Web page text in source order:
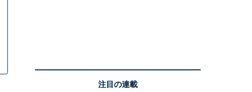
注目の連載